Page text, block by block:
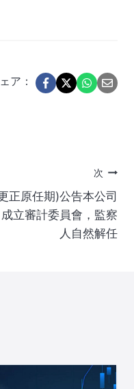
ア：
次
正原任期)公告本公司
成立審計委員會，監察
人自然解任